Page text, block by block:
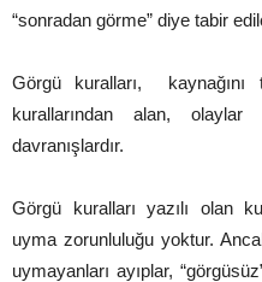
“sonradan görme” diye tabir
Görgü kuralları,
kurallarından alan, olaylar
davranışlardır.
Görgü kuralları yazılı olan
uyma zorunluluğu yoktur.
uymayanları ayıplar,